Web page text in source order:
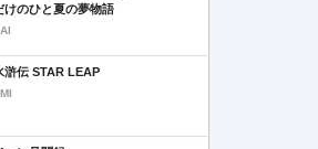
けのひと夏の夢物語
滸伝 STAR LEAP